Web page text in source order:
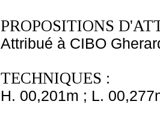
PROPOSITIONS
Attribué à CIBO
TECHNIQUES :
H. 00,201m ; L.